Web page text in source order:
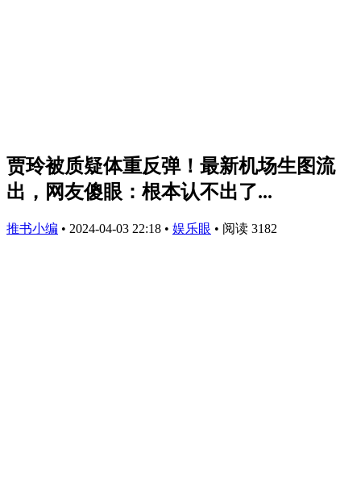
贾玲被质疑体重反弹！最新机场生图流
出，网友傻眼：根本认不出了...
推书小编 • 2024-04-03 22:18 • 娱乐眼 • 阅读 3182